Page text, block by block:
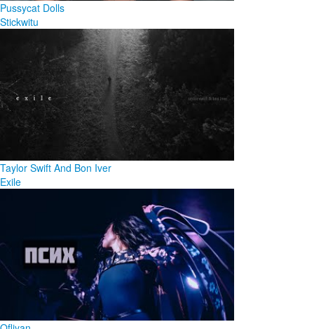
Pussycat Dolls
Stickwitu
Taylor Swift And Bon Iver
Exile